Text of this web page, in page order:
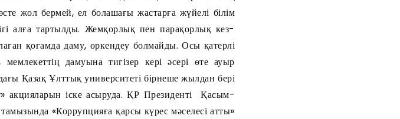
жол бермей, ел болашағы жастарға жүйелі білім
алға тартылды. Жемқорлық пен парақорлық кез-
қоғамда даму, өркендеу болмайды. Осы қатерлі
дамуына тигізер кері әсері өте ауыр
Қазақ Ұлттық университеті бірнеше жылдан бері
акцияларын іске асыруда. ҚР Президенті Қасым-
«Коррупцияға қарсы күрес мәселесі атты»